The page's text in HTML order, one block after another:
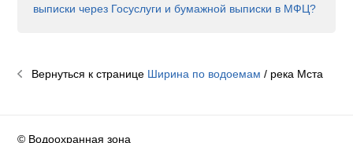
выписки через Госуслуги и бумажной выписки в МФЦ?
Вернуться к странице Ширина по водоемам / река Мста
© Водоохранная зона